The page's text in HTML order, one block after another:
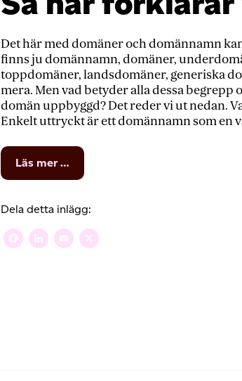
Det här med domäner och domännamn
finns ju domännamn, domäner,
toppdomäner, landsdomäner, generiska
mera. Men vad betyder alla dessa begrepp
domän uppbyggd? Det reder vi ut nedan.
Enkelt uttryckt är ett domännamn som en
Läs mer …
Vad
ett
domännamn?
Så
här
Dela detta inlägg:
Facebook
LinkedIn
Email